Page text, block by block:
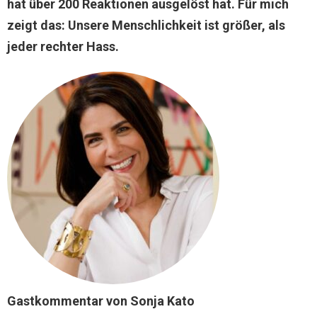
hat über 200 Reaktionen ausgelöst hat. Für mich
zeigt das: Unsere Menschlichkeit ist größer, als
jeder rechter Hass.
Gastkommentar von Sonja Kato